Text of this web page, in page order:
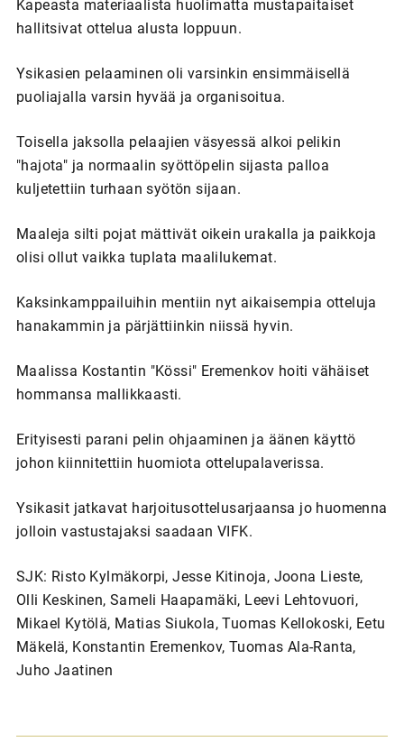
Kapeasta materiaalista huolimatta mustapaitaiset
hallitsivat ottelua alusta loppuun.
Ysikasien pelaaminen oli varsinkin ensimmäisellä
puoliajalla varsin hyvää ja organisoitua.
Toisella jaksolla pelaajien väsyessä alkoi pelikin
"hajota" ja normaalin syöttöpelin sijasta palloa
kuljetettiin turhaan syötön sijaan.
Maaleja silti pojat mättivät oikein urakalla ja paikkoja
olisi ollut vaikka tuplata maalilukemat.
Kaksinkamppailuihin mentiin nyt aikaisempia otteluja
hanakammin ja pärjättiinkin niissä hyvin.
Maalissa Kostantin "Kössi" Eremenkov hoiti vähäiset
hommansa mallikkaasti.
Erityisesti parani pelin ohjaaminen ja äänen käyttö
johon kiinnitettiin huomiota ottelupalaverissa.
Ysikasit jatkavat harjoitusottelusarjaansa jo huomenna
jolloin vastustajaksi saadaan VIFK.
SJK: Risto Kylmäkorpi, Jesse Kitinoja, Joona Lieste,
Olli Keskinen, Sameli Haapamäki, Leevi Lehtovuori,
Mikael Kytölä, Matias Siukola, Tuomas Kellokoski, Eetu
Mäkelä, Konstantin Eremenkov, Tuomas Ala-Ranta,
Juho Jaatinen